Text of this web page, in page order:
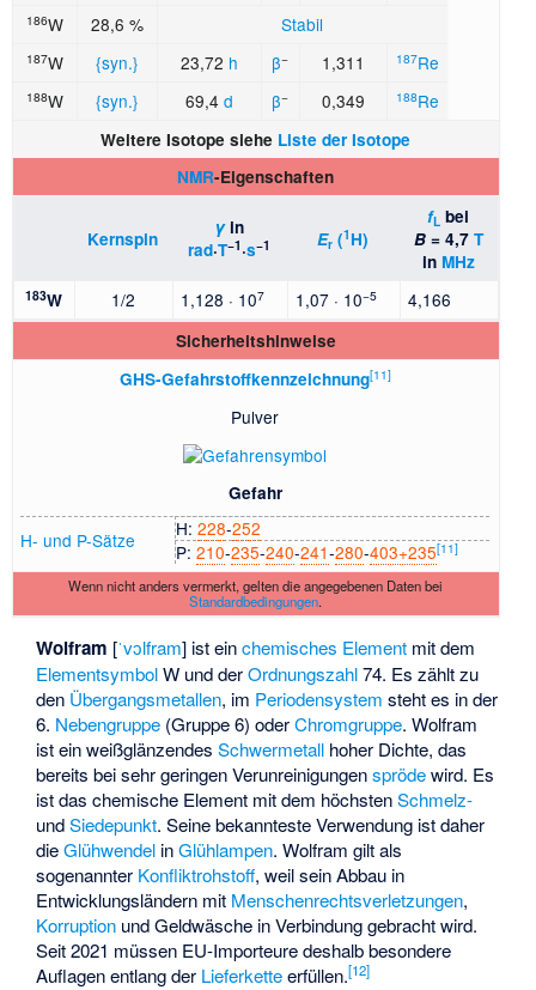
186W 28,6 % Stabil
187W {syn.} 23,72 h β− 1,311 187Re
188W {syn.} 69,4 d β− 0,349 188Re
Weitere Isotope siehe Liste der Isotope
NMR-Eigenschaften
Kernspin
γin
rad·T−1 ·s−1 Er (1 H)
fL bei
B= 4,7 T
in MHz
183W 1/2 1,128 · 107 1,07 · 10−5 4,166
Sicherheitshinweise
GHS-Gefahrstoffkennzeichnung[11]
Pulver
Gefahr
H- und P-Sätze H:228​‐​252
P:210​‐​235​‐​240​‐​241​‐​280​‐​403+235[11]
Wenn nicht anders vermerkt, gelten die angegebenen Daten bei
Standardbedingungen.
Wolfram [ˈvɔlfram] ist einchemisches Element mit dem
ElementsymbolW und derOrdnungszahl74. Es zählt zu
den Übergangsmetallen, im Periodensystem steht es in der
6. Nebengruppe (Gruppe 6) oderChromgruppe. Wolfram
ist ein weißglänzendesSchwermetall hoher Dichte, das
bereits bei sehr geringen Verunreinigungensprödewird. Es
ist das chemische Element mit dem höchstenSchmelz-
undSiedepunkt. Seine bekannteste Verwendung ist daher
dieGlühwendel inGlühlampen. Wolfram gilt als
sogenannter Konfliktrohstoff, weil sein Abbau in
Entwicklungsländern mit Menschenrechtsverletzungen,
Korruption und Geldwäsche in Verbindung gebracht wird.
Seit 2021 müssen EU-Importeure deshalb besondere
Auflagen entlang der Lieferketteerfüllen.[12]